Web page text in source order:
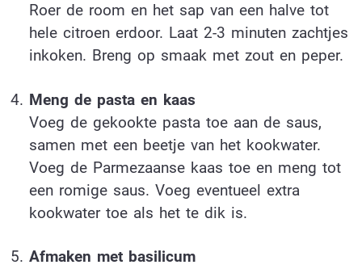
Roer de room en het sap van een halve tot
hele citroen erdoor. Laat 2-3 minuten zachtjes
inkoken. Breng op smaak met zout en peper.
Meng de pasta en kaas
Voeg de gekookte pasta toe aan de saus,
samen met een beetje van het kookwater.
Voeg de Parmezaanse kaas toe en meng tot
een romige saus. Voeg eventueel extra
kookwater toe als het te dik is.
Afmaken met basilicum